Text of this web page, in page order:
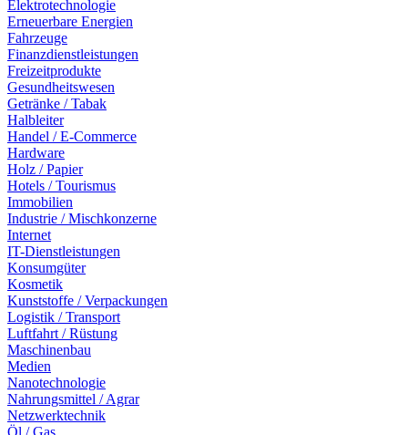
Elektrotechnologie
Erneuerbare Energien
Fahrzeuge
Finanzdienstleistungen
Freizeitprodukte
Gesundheitswesen
Getränke / Tabak
Halbleiter
Handel / E-Commerce
Hardware
Holz / Papier
Hotels / Tourismus
Immobilien
Industrie / Mischkonzerne
Internet
IT-Dienstleistungen
Konsumgüter
Kosmetik
Kunststoffe / Verpackungen
Logistik / Transport
Luftfahrt / Rüstung
Maschinenbau
Medien
Nanotechnologie
Nahrungsmittel / Agrar
Netzwerktechnik
Öl / Gas